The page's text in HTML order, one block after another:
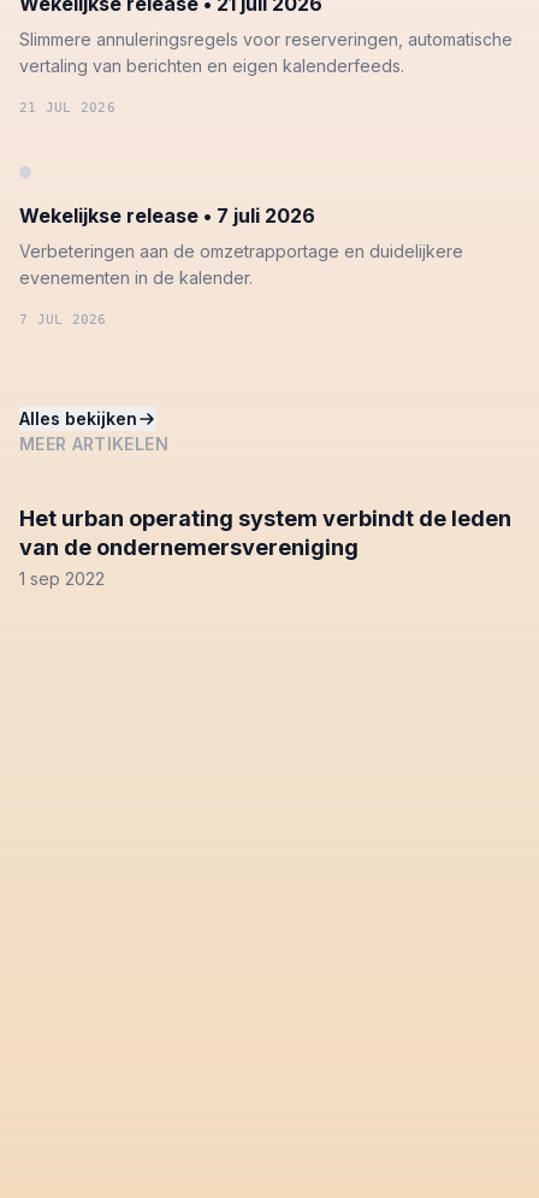
Slimmere annuleringsregels voor reserveringen, automatische
vertaling van berichten en eigen kalenderfeeds.
21 JUL 2026
Wekelijkse release • 7 juli 2026
Verbeteringen aan de omzetrapportage en duidelijkere
evenementen in de kalender.
7 JUL 2026
Alles bekijken
MEER ARTIKELEN
Het urban operating system verbindt de leden
van de ondernemersvereniging
1 sep 2022